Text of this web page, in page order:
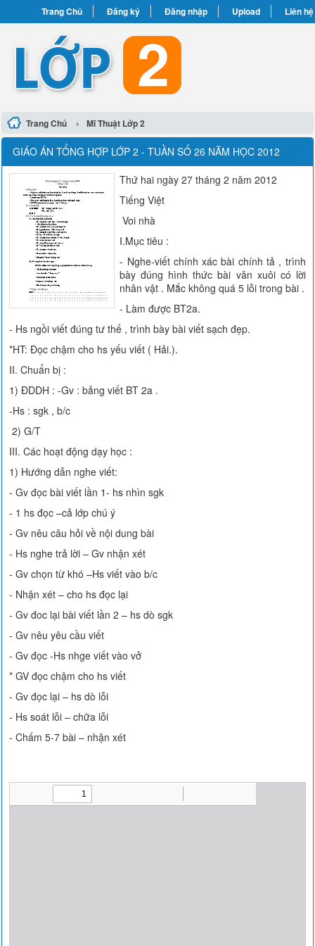
Trang Chủ Đăng ký Đăng nhập Upload Liên hệ
Trang Chủ › Mĩ Thuật Lớp 2
GIÁO ÁN TỔNG HỢP LỚP 2 - TUẦN SỐ 26 NĂM HỌC 2012
Thứ hai ngày 27 tháng 2 năm 2012
Tiếng Việt
Voi nhà
I.Mục tiêu :
- Nghe-viết chính xác bài chính tả , trình
bày đúng hình thức bài văn xuôi có lời
nhân vật . Mắc không quá 5 lỗi trong bài .
- Làm được BT2a.
- Hs ngồi viết đúng tư thế , trình bày bài viết sạch đẹp.
*HT: Đọc chậm cho hs yếu viết ( Hải.).
II. Chuẩn bị :
1) ĐDDH : -Gv : bảng viết BT 2a .
-Hs : sgk , b/c
2) G/T
III. Các hoạt động dạy học :
1) Hướng dẫn nghe viết:
- Gv đọc bài viết lần 1- hs nhìn sgk
- 1 hs đọc –cả lớp chú ý
- Gv nêu câu hỏi về nội dung bài
- Hs nghe trả lời – Gv nhận xét
- Gv chọn từ khó –Hs viết vào b/c
- Nhận xét – cho hs đọc lại
- Gv đoc lại bài viết lần 2 – hs dò sgk
- Gv nêu yêu cầu viết
- Gv đọc -Hs nhge viết vào vở
* GV đọc chậm cho hs viết
- Gv đọc lại – hs dò lỗi
- Hs soát lỗi – chữa lỗi
- Chấm 5-7 bài – nhận xét